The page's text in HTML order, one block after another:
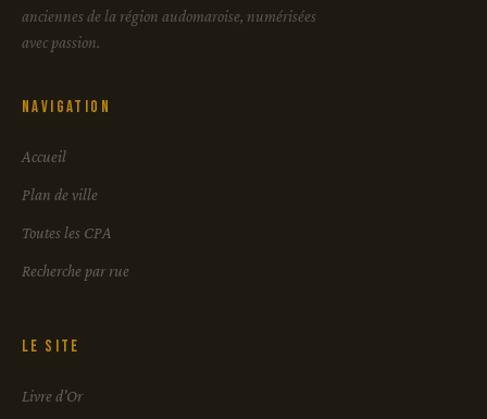
anciennes de la région audomaroise, numérisées
avec passion.
Navigation
Accueil
Plan de ville
Toutes les CPA
Recherche par rue
Le site
Livre d'Or